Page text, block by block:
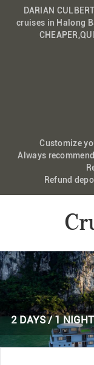
DARIAN
cruises in Halong
Customize
Always
Refund
2 DAYS / 1 NIGHT